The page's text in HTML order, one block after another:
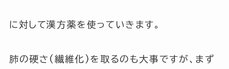
に対して漢方薬を使っていきます。
肺の硬さ(繊維化)を取るのも大事ですが、まず